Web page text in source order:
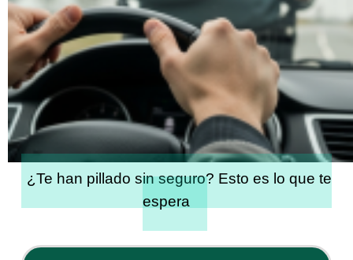
¿Te han pillado sin seguro? Esto es lo que te
espera